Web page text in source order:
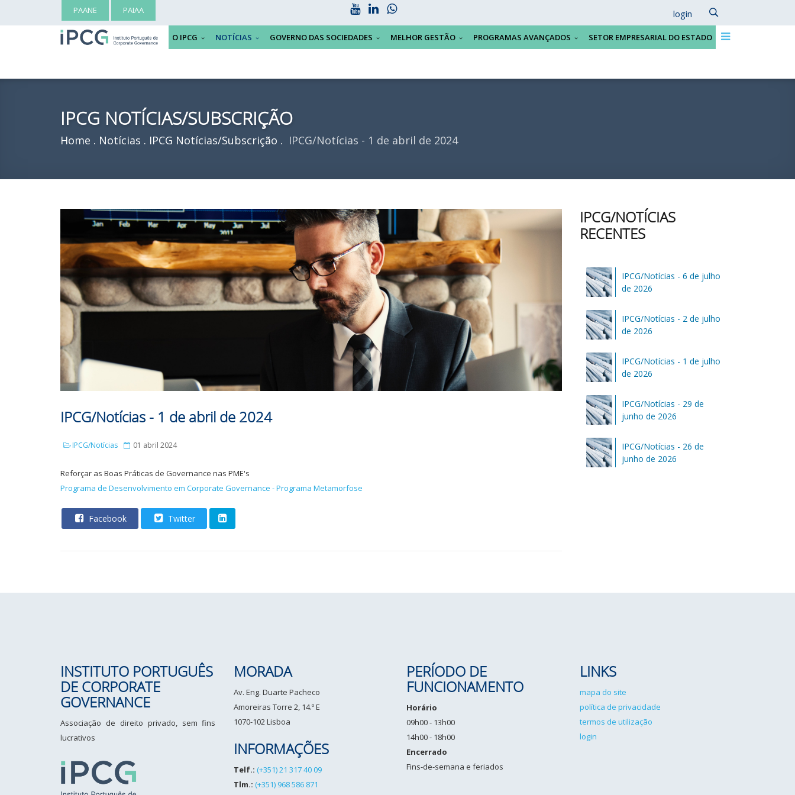
PAANE PAIAA login
O IPCG NOTÍCIAS GOVERNO DAS SOCIEDADES MELHOR GESTÃO PROGRAMAS AVANÇADOS SETOR EMPRESARIAL DO ESTADO
IPCG NOTÍCIAS/SUBSCRIÇÃO
Home Notícias IPCG Notícias/Subscrição IPCG/Notícias - 1 de abril de 2024
IPCG/Notícias - 1 de abril de 2024
IPCG/Notícias 01 abril 2024
Reforçar as Boas Práticas de Governance nas PME's
Programa de Desenvolvimento em Corporate Governance - Programa Metamorfose
Facebook Twitter
IPCG/NOTÍCIAS
RECENTES
IPCG/Notícias - 6 de julho
de 2026
IPCG/Notícias - 2 de julho
de 2026
IPCG/Notícias - 1 de julho
de 2026
IPCG/Notícias - 29 de
junho de 2026
IPCG/Notícias - 26 de
junho de 2026
INSTITUTO PORTUGUÊS
DE CORPORATE
GOVERNANCE
Associação de direito privado, sem fins
lucrativos
MORADA
Av. Eng. Duarte Pacheco
Amoreiras Torre 2, 14.º E
1070-102 Lisboa
INFORMAÇÕES
Telf.: (+351) 21 317 40 09
Tlm.: (+351) 968 586 871
PERÍODO DE
FUNCIONAMENTO
Horário
09h00 - 13h00
14h00 - 18h00
Encerrado
Fins-de-semana e feriados
LINKS
mapa do site
política de privacidade
termos de utilização
login